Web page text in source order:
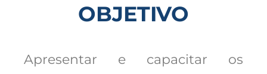
OBJETIVO
Apresentar e capacitar os